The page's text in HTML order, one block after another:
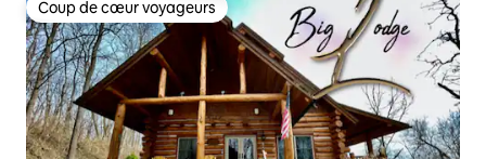
Coup de cœur voyageurs
Coup de cœur voyageurs